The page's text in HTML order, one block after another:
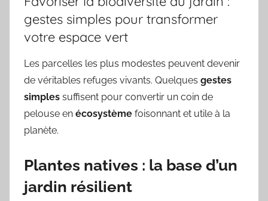
gestes simples pour transformer
votre espace vert
Les parcelles les plus modestes peuvent devenir
de véritables refuges vivants. Quelques gestes
simples suffisent pour convertir un coin de
pelouse en écosystème foisonnant et utile à la
planète.
Plantes natives : la base d’un
jardin résilient